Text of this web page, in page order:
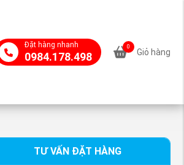
Đặt hàng nhanh
0984.178.498
0
Giỏ hàng
TƯ VẤN ĐẶT HÀNG